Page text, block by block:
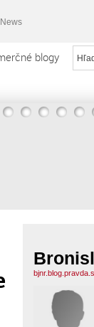
blogy